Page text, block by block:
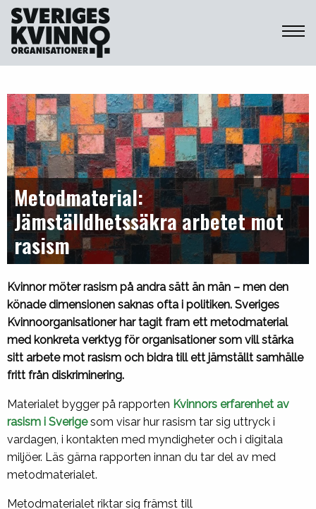
Sveriges Kvinnoorganisationer
Metodmaterial:
Jämställdhetssäkra arbetet mot
rasism
Kvinnor möter rasism på andra sätt än män – men den
könade dimensionen saknas ofta i politiken. Sveriges
Kvinnoorganisationer har tagit fram ett metodmaterial
med konkreta verktyg för organisationer som vill stärka
sitt arbete mot rasism och bidra till ett jämställt samhälle
fritt från diskriminering.
Materialet bygger på rapporten Kvinnors erfarenhet av
rasism i Sverigesom visar hur rasism tar sig uttryck i
vardagen, i kontakten med myndigheter och i digitala
miljöer. Läs gärna rapporten innan du tar del av med
metodmaterialet.
Metodmaterialet riktar sig främst till